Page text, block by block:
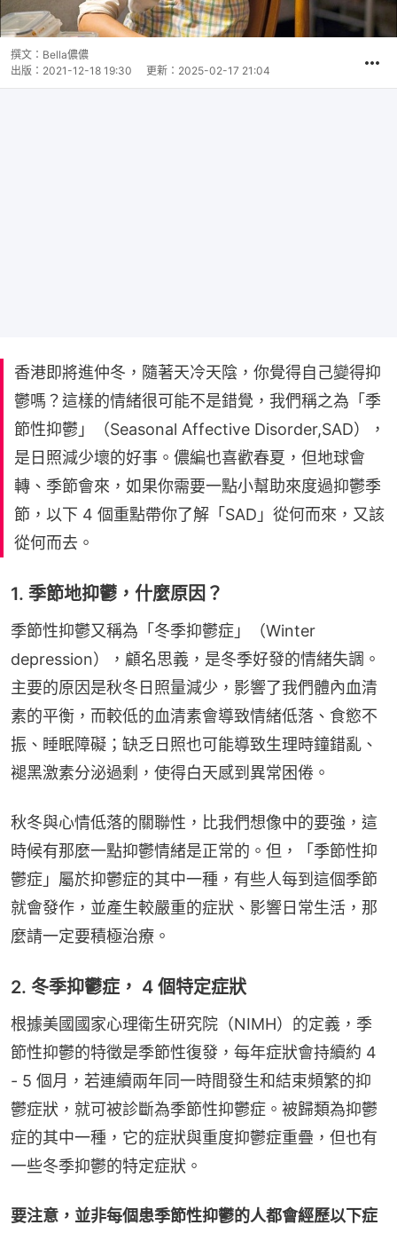
撰文： Bella儂儂
出版： 2021-12-18 19:30 更新： 2025-02-17 21:04
香港即將進仲冬，隨著天冷天陰，你覺得自己變得抑
鬱嗎？這樣的情緒很可能不是錯覺，我們稱之為「季
節性抑鬱」（Seasonal Affective Disorder,SAD），
是日照減少壞的好事。儂編也喜歡春夏，但地球會
轉、季節會來，如果你需要一點小幫助來度過抑鬱季
節，以下 4 個重點帶你了解「SAD」從何而來，又該
從何而去。
1. 季節地抑鬱，什麼原因？
季節性抑鬱又稱為「冬季抑鬱症」（Winter
depression），顧名思義，是冬季好發的情緒失調。
主要的原因是秋冬日照量減少，影響了我們體內血清
素的平衡，而較低的血清素會導致情緒低落、食慾不
振、睡眠障礙；缺乏日照也可能導致生理時鐘錯亂、
褪黑激素分泌過剩，使得白天感到異常困倦。
秋冬與心情低落的關聯性，比我們想像中的要強，這
時候有那麼一點抑鬱情緒是正常的。但，「季節性抑
鬱症」屬於抑鬱症的其中一種，有些人每到這個季節
就會發作，並產生較嚴重的症狀、影響日常生活，那
麼請一定要積極治療。
2. 冬季抑鬱症， 4 個特定症狀
根據美國國家心理衛生研究院（NIMH）的定義，季
節性抑鬱的特徵是季節性復發，每年症狀會持續約 4
- 5 個月，若連續兩年同一時間發生和結束頻繁的抑
鬱症狀，就可被診斷為季節性抑鬱症。被歸類為抑鬱
症的其中一種，它的症狀與重度抑鬱症重疊，但也有
一些冬季抑鬱的特定症狀。
要注意，並非每個患季節性抑鬱的人都會經歷以下症